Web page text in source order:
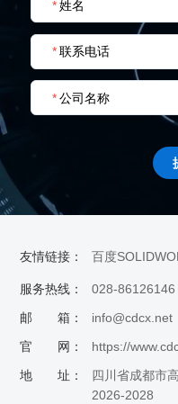
* 姓名
* 联系电话
* 公司名称
友情链接： 百度
服务热线：
028-
邮 箱：
info@cdcx.net
官 网：
https://
地 址：
四川省成都市
2026-2028